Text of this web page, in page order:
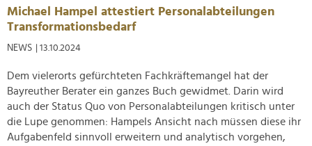
Michael Hampel attestiert Personalabteilungen
Transformationsbedarf
NEWS | 13.10.2024
Dem vielerorts gefürchteten Fachkräftemangel hat der
Bayreuther Berater ein ganzes Buch gewidmet. Darin wird
auch der Status Quo von Personalabteilungen kritisch unter
die Lupe genommen: Hampels Ansicht nach müssen diese ihr
Aufgabenfeld sinnvoll erweitern und analytisch vorgehen,